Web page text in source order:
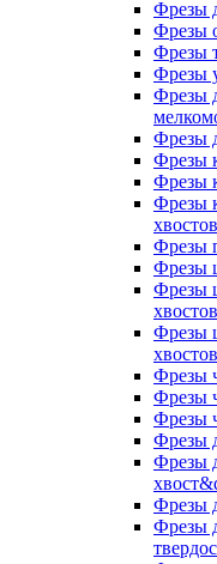
Фрезы
Фрезы
Фрезы
Фрезы
Фрезы
Фрезы
Фрезы
Фрезы
Фрезы
Фрезы
Фрезы
Фрезы
Фрезы
Фрезы
Фрезы
Фрезы
Фрезы
Фрезы
Фрезы
Фрезы